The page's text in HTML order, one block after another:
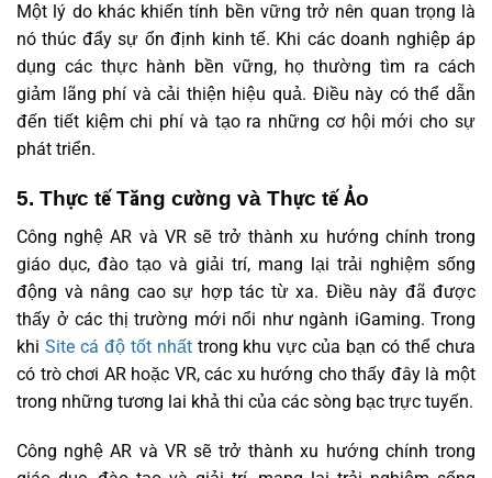
Một lý do khác khiến tính bền vững trở nên quan trọng là
nó thúc đẩy sự ổn định kinh tế. Khi các doanh nghiệp áp
dụng các thực hành bền vững, họ thường tìm ra cách
giảm lãng phí và cải thiện hiệu quả. Điều này có thể dẫn
đến tiết kiệm chi phí và tạo ra những cơ hội mới cho sự
phát triển.
5. Thực tế Tăng cường và Thực tế Ảo
Công nghệ AR và VR sẽ trở thành xu hướng chính trong
giáo dục, đào tạo và giải trí, mang lại trải nghiệm sống
động và nâng cao sự hợp tác từ xa. Điều này đã được
thấy ở các thị trường mới nổi như ngành iGaming. Trong
khi Site cá độ tốt nhấttrong khu vực của bạn có thể chưa
có trò chơi AR hoặc VR, các xu hướng cho thấy đây là một
trong những tương lai khả thi của các sòng bạc trực tuyến.
Công nghệ AR và VR sẽ trở thành xu hướng chính trong